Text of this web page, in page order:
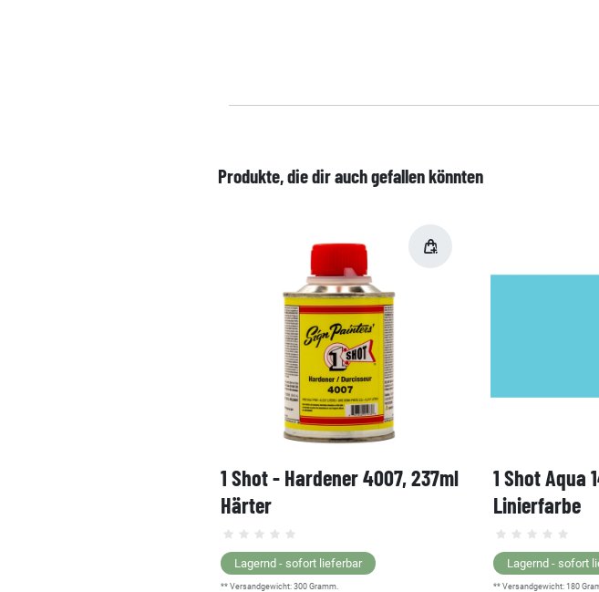
Produkte, die dir auch gefallen könnten
1 Shot - Hardener 4007, 237ml
Härter
Lagernd - sofort lieferbar
** Versandgewicht: 300 Gramm.
1 Shot Aqua
Linierfarbe
Lagernd - sofort
** Versandgewicht: 180